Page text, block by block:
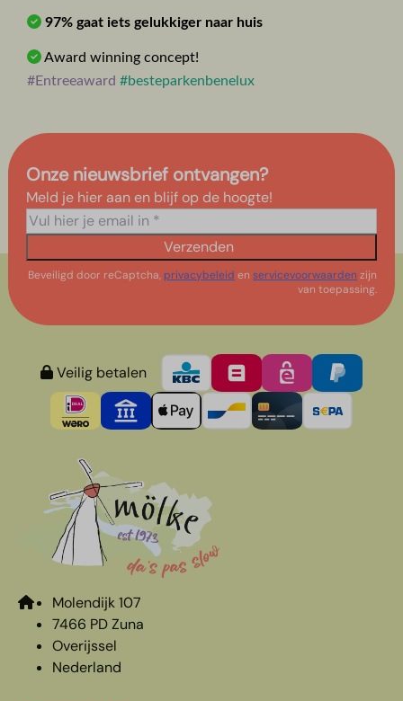
97% gaat iets gelukkiger naar huis
Award winning concept!
#Entreeaward #besteparkenbenelux
Onze nieuwsbrief ontvangen?
Meld je hier aan en blijf op de hoogte!
Verzenden
Beveiligd door reCaptcha, privacybeleid enservicevoorwaarden zijn
van toepassing.
Veilig betalen
Molendijk 107
7466 PD Zuna
Overijssel
Nederland